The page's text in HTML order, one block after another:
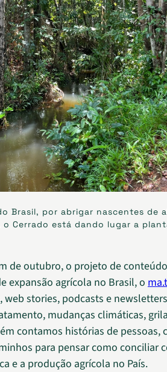
Brasil, por abrigar nascentes de
Cerrado está dando lugar a
de outubro, o projeto de
expansão agrícola no Brasil, o
web stories, podcasts e
mudanças climáticas,
contamos histórias de pessoas,
para pensar como conciliar
e a produção agrícola no País.